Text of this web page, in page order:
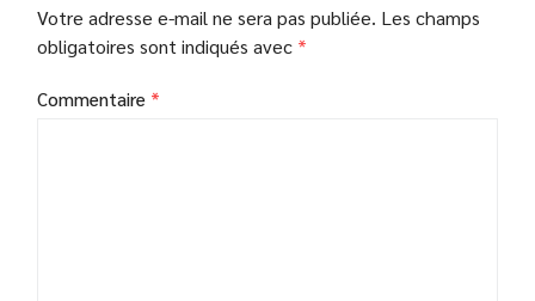
Votre adresse e-mail ne sera pas publiée. Les champs
obligatoires sont indiqués avec *
Commentaire *